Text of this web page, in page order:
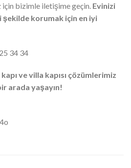
için bizimle iletişime geçin. Evinizi
şekilde korumak için en iyi
34 34
ve villa kapısı çözümlerimiz
arada yaşayın!
4o